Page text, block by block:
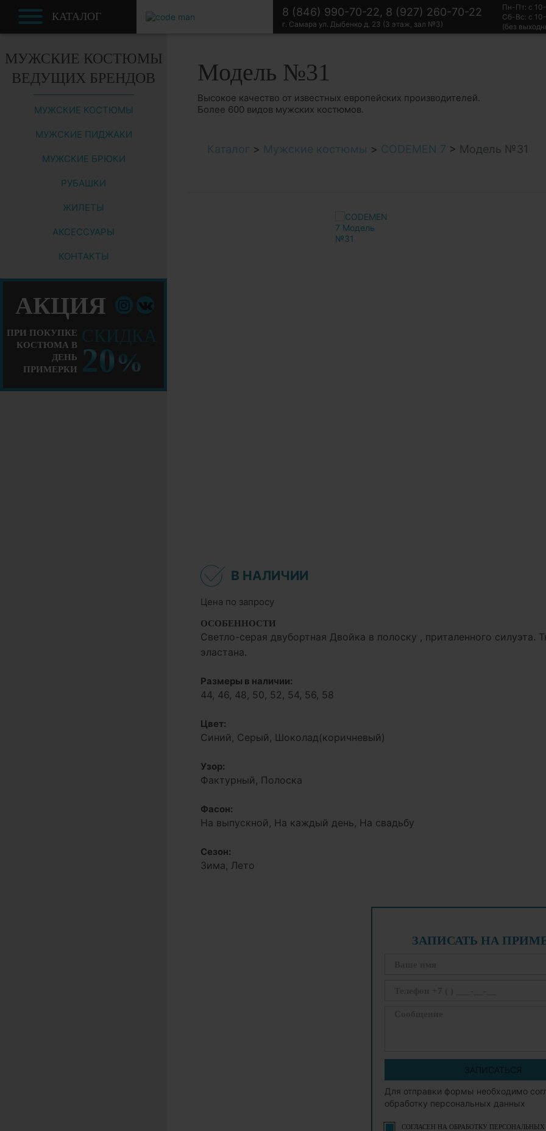
КАТАЛОГ 8 (846) 990-70-22, 8 (927) 260-70-22
г. Самара ул. Дыбенко д. 23 (3 этаж, зал №3)
Пн-Пт: с
Сб-Вс: с
(без
МУЖСКИЕ КОСТЮМЫ
ВЕДУЩИХ БРЕНДОВ
МУЖСКИЕ КОСТЮМЫ
МУЖСКИЕ ПИДЖАКИ
МУЖСКИЕ БРЮКИ
РУБАШКИ
ЖИЛЕТЫ
АКСЕССУАРЫ
КОНТАКТЫ
АКЦИЯ
ПРИ ПОКУПКЕ
КОСТЮМА В
ДЕНЬ
ПРИМЕРКИ
20%
Модель №31
Высокое качество от известных европейских производителей.
Более 600 видов мужских костюмов.
Каталог > Мужские костюмы > CODEMEN 7 > Модель №31
В НАЛИЧИИ
Цена по запросу
ОСОБЕННОСТИ
Светло-серая двубортная Двойка в полоску , приталенного
эластана.
Размеры в наличии:
44, 46, 48, 50, 52, 54, 56, 58
Цвет:
Синий, Серый, Шоколад(коричневый)
Узор:
Фактурный, Полоска
Фасон:
На выпускной, На каждый день, На свадьбу
Сезон:
Зима, Лето
ЗАПИСАТЬ НА
ЗАПИСАТЬСЯ
Для отправки формы необходимо
обработку персональных данных
СОГЛАСЕН НА ОБРАБОТКУ